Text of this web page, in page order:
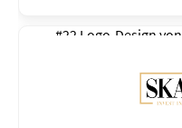
#22 Logo-Design von